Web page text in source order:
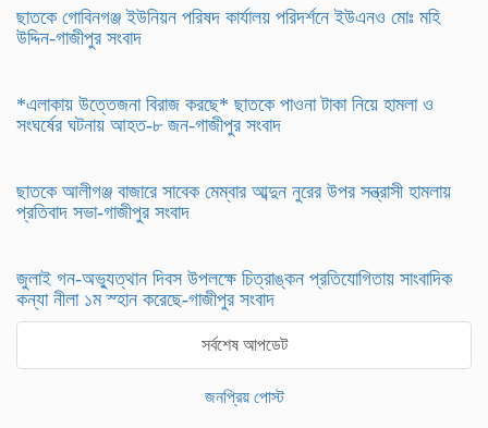
ছাতকে গোবিনগঞ্জ ইউনিয়ন পরিষদ কার্যালয় পরিদর্শনে ইউএনও মোঃ মহি
উদ্দিন-গাজীপুর সংবাদ
*এলাকায় উত্তেজনা বিরাজ করছে* ছাতকে পাওনা টাকা নিয়ে হামলা ও
সংঘর্ষের ঘটনায় আহত-৮ জন-গাজীপুর সংবাদ
ছাতকে আলীগঞ্জ বাজারে সাবেক মেম্বার আব্দুন নুরের উপর সন্ত্রাসী হামলায়
প্রতিবাদ সভা-গাজীপুর সংবাদ
জুলাই গন-অভ্যুত্থান দিবস উপলক্ষে চিত্রাঙ্কন প্রতিযোগিতায় সাংবাদিক
কন্যা নীলা ১ম স্হান করেছে-গাজীপুর সংবাদ
সর্বশেষ আপডেট
জনপ্রিয় পোস্ট